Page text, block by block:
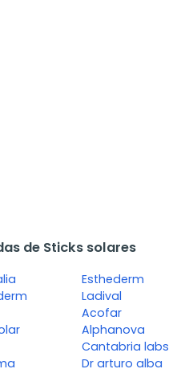
de Sticks solares
Esthederm
Ladival
Acofar
Alphanova
Cantabria labs
Dr arturo alba